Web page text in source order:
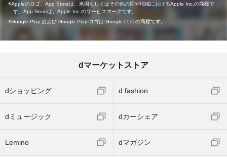
Appleのロゴ、App Storeは、米国もしくはその他の国や地域におけるApple Inc.の商標で
す。App Storeは、Apple Inc.のサービスマークです。
Google Play および Google Play ロゴは Google LLC の商標です。
dマーケットストア
dショッピング d fashion
dミュージック dカーシェア
Lemino dマガジン